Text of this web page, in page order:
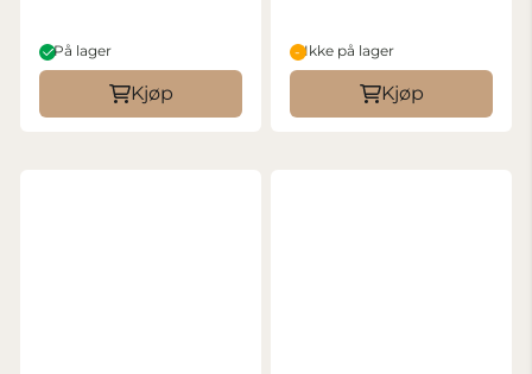
På lager
Kjøp
Ikke på lager
Kjøp